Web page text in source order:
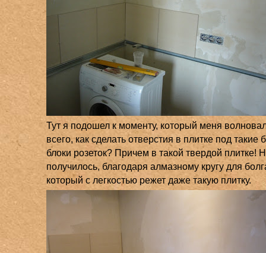
Тут я подошел к моменту, который меня
всего, как сделать отверстия в плитке под такие
блоки розеток? Причем в такой твердой плитке!
получилось, благодаря алмазному кругу для
который с легкостью режет даже такую плитку.